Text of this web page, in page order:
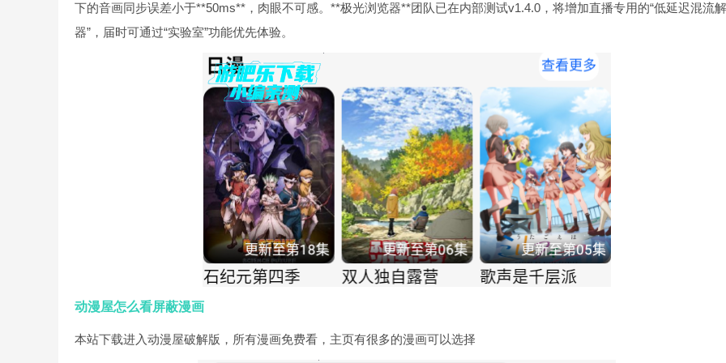
下的音画同步误差小于**50ms**，肉眼不可感。**极光浏览器**团队已在内部测试v1.4.0，将增加直播专用的“低延迟混流
器”，届时可通过“实验室”功能优先体验。
动漫屋怎么看屏蔽漫画
本站下载进入动漫屋破解版，所有漫画免费看，主页有很多的漫画可以选择